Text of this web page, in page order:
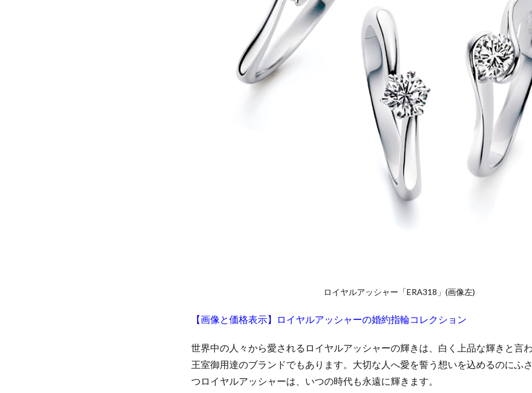
ロイヤルアッシャー「ERA318」(画像左)
【画像と価格表示】ロイヤルアッシャーの婚約指輪コレクション
世界中の人々から愛されるロイヤルアッシャーの輝きは、白く上品な輝きと言
王室御用達のブランドでもあります。大切な人へ愛を誓う想いを込めるのにふ
つロイヤルアッシャーは、いつの時代も永遠に輝きます。